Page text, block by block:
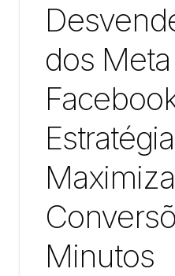
dos
Minutos